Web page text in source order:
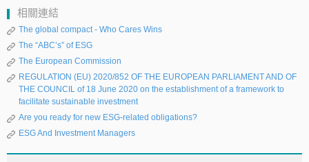
相關連結
The global compact - Who Cares Wins
The “ABC’s” of ESG
The European Commission
REGULATION (EU) 2020/852 OF THE EUROPEAN PARLIAMENT AND OF
THE COUNCIL of 18 June 2020 on the establishment of a framework to
facilitate sustainable investment
Are you ready for new ESG-related obligations?
ESG And Investment Managers